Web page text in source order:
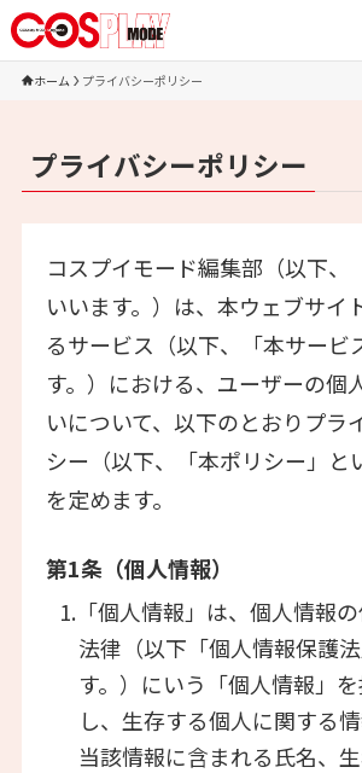
ホーム プライバシーポリシー
プライバシーポリシー
コスプイモード編集部（以下、
いいます。）は、本ウェブサイ
るサービス（以下、「本サービ
す。）における、ユーザーの個
いについて、以下のとおりプラ
シー（以下、「本ポリシー」と
を定めます。
第1条（個人情報）
1.「個人情報」は、個人情報
法律（以下「個人情報保護
す。）にいう「個人情報」
し、生存する個人に関する情
当該情報に含まれる氏名、